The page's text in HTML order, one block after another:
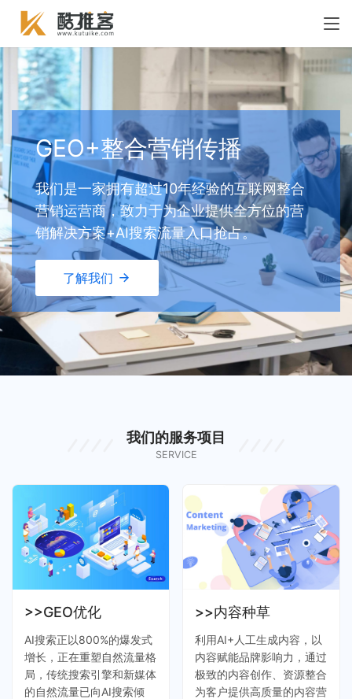
GEO+整合营销传播
我们是一家拥有超过10年经验的互联网整合
营销运营商，致力于为企业提供全方位的营
销解决方案+AI搜索流量入口抢占。
了解我们
我们的服务项目
SERVICE
>>GEO优化
AI搜索正以800%的爆发式
增长，正在重塑自然流量格
局，传统搜索引擎和新媒体
的自然流量已向AI搜索倾
>>内容种草
利用AI+人工生成内容，以
内容赋能品牌影响力，通过
极致的内容创作、资源整合
为客户提供高质量的内容营